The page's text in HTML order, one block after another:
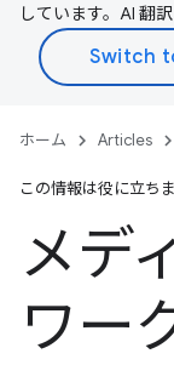
しています。AI 翻
ホーム Articles
この情報は役に立ち
メデ
ワー